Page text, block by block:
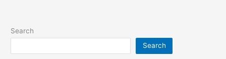
Search
Search